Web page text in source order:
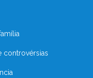
controvérsias